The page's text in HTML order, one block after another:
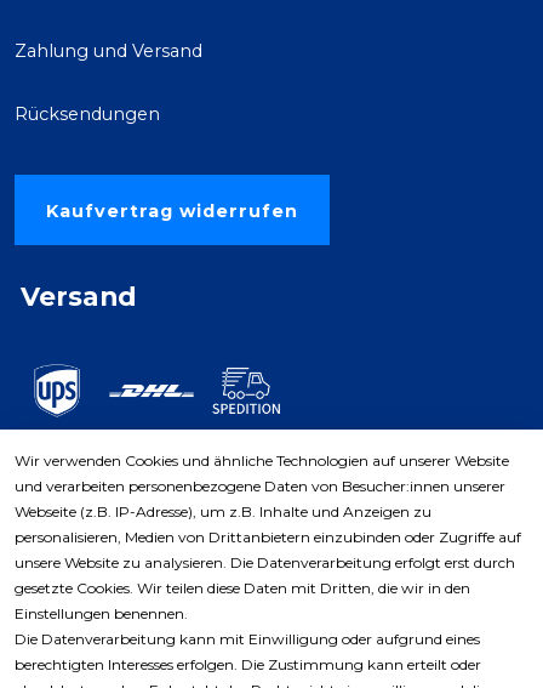
Zahlung und Versand
Rücksendungen
Kaufvertrag widerrufen
Versand
Zahlungsarten
Wir verwenden Cookies und ähnliche Technologien auf unserer Website
und verarbeiten personenbezogene Daten von Besucher:innen unserer
Webseite (z.B. IP-Adresse), um z.B. Inhalte und Anzeigen zu
personalisieren, Medien von Drittanbietern einzubinden oder Zugriffe auf
unsere Website zu analysieren. Die Datenverarbeitung erfolgt erst durch
gesetzte Cookies. Wir teilen diese Daten mit Dritten, die wir in den
Einstellungen benennen.
Die Datenverarbeitung kann mit Einwilligung oder aufgrund eines
berechtigten Interesses erfolgen. Die Zustimmung kann erteilt oder